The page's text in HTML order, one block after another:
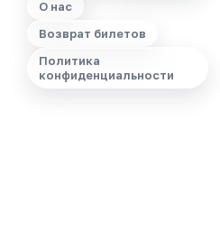
О нас
Возврат билетов
Политика
конфиденциальности